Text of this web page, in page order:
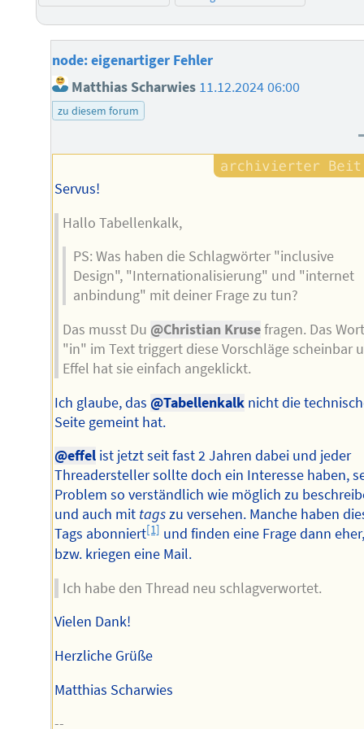
node: eigenartiger Fehler
Matthias Scharwies 11.12.2024 06:00
zu diesem forum
Servus!
Hallo Tabellenkalk,
PS: Was haben die Schlagwörter "inclusive
Design", "Internationalisierung" und "internet
anbindung" mit deiner Frage zu tun?
Das musst Du @Christian Krusefragen. Das Wort
"in" im Text triggert diese Vorschläge scheinbar
Effel hat sie einfach angeklickt.
Ich glaube, das@Tabellenkalk nicht die
Seite gemeint hat.
@effel ist jetzt seit fast 2 Jahren dabei und jeder
Threadersteller sollte doch ein Interesse haben,
Problem so verständlich wie möglich zu
und auch mit tagszu versehen. Manche haben
Tags abonniert[1] und finden eine Frage dann
bzw. kriegen eine Mail.
Ich habe den Thread neu schlagverwortet.
Vielen Dank!
Herzliche Grüße
Matthias Scharwies
--